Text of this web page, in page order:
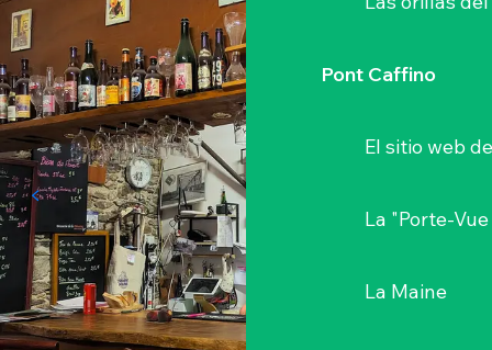
Pont Caffino
El sitio web
La "Porte-Vue
La Maine